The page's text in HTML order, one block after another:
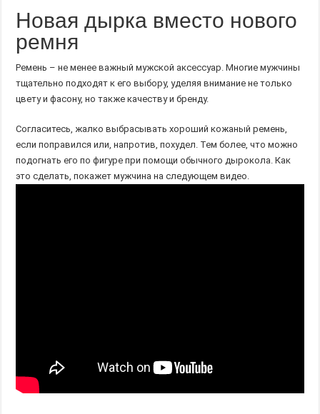
Новая дырка вместо нового
ремня
Ремень – не менее важный мужской аксессуар. Многие мужчины
тщательно подходят к его выбору, уделяя внимание не только
цвету и фасону, но также качеству и бренду.
Согласитесь, жалко выбрасывать хороший кожаный ремень,
если поправился или, напротив, похудел. Тем более, что можно
подогнать его по фигуре при помощи обычного дырокола. Как
это сделать, покажет мужчина на следующем видео.